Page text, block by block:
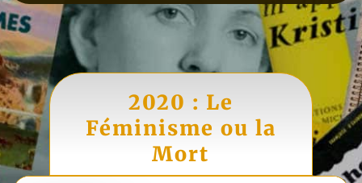
2020 : Le
Féminisme ou la
Mort